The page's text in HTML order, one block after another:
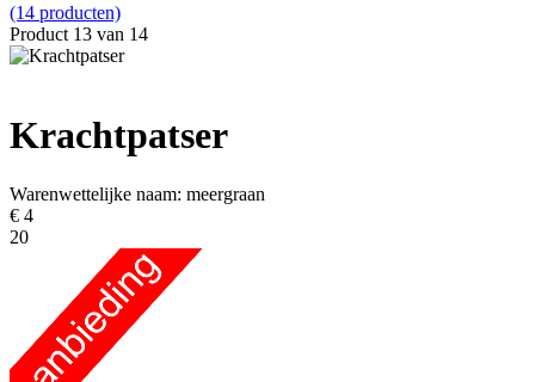
(14 producten)
Product 13 van 14
Krachtpatser
Warenwettelijke naam: meergraan
€ 4
20